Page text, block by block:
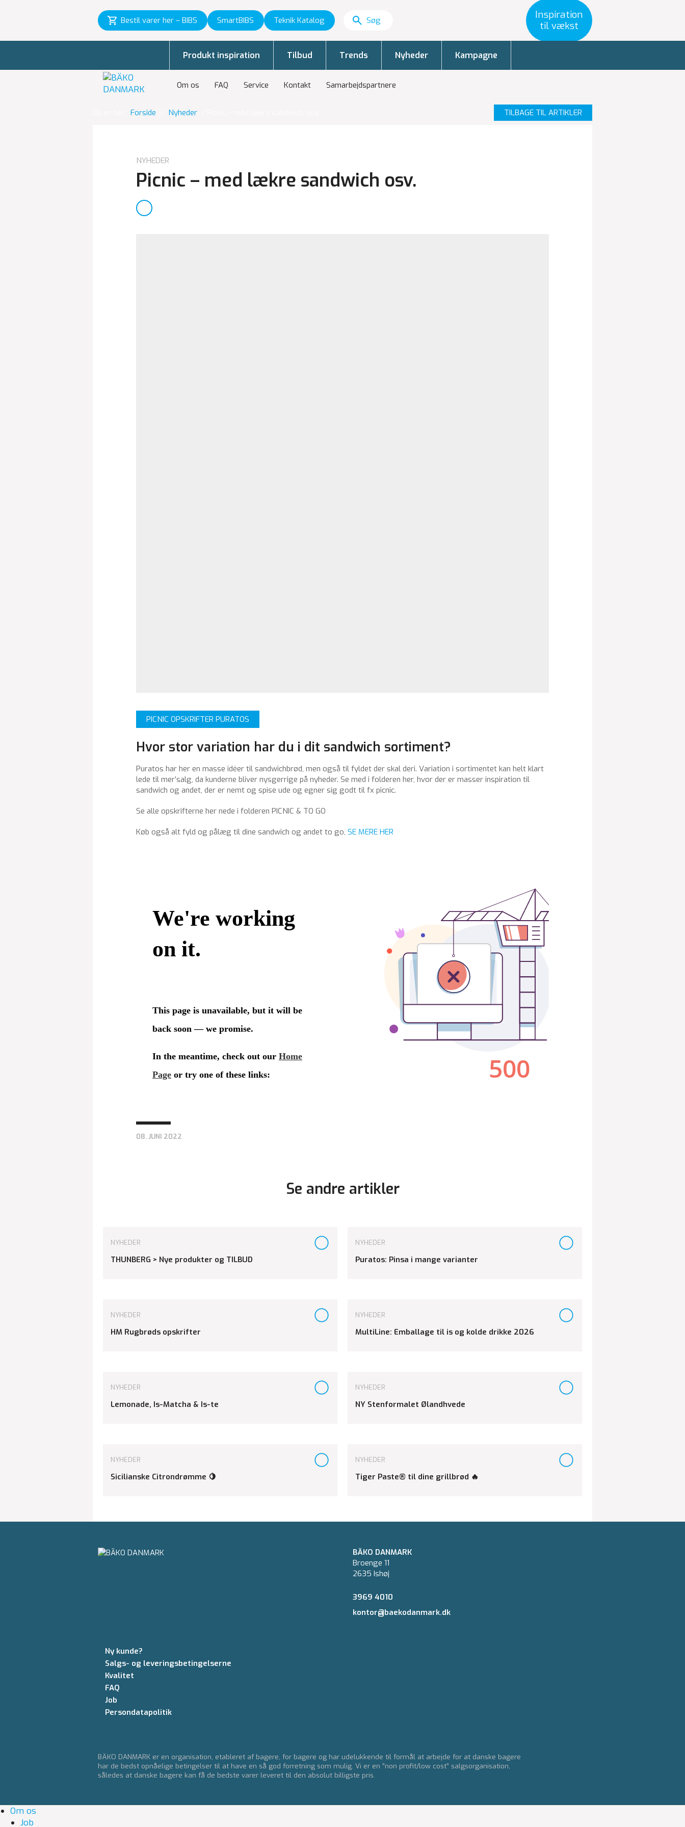
Bestil varer her – BIBS SmartBIBS Teknik Katalog
Inspiration
til vækst
Om os FAQ Service Kontakt Samarbejdspartnere
Produkt inspiration Tilbud Trends Nyheder Kampagne
Forside Nyheder TILBAGE TIL ARTIKLER
NYHEDER
Picnic – med lækre sandwich osv.
PICNIC OPSKRIFTER PURATOS
Hvor stor variation har du i dit sandwich sortiment?
Puratos har her en masse idéer til sandwichbrød, men også til fyldet der skal deri. Variation i sortimentet kan helt klart
lede til mer’salg, da kunderne bliver nysgerrige på nyheder. Se med i folderen her, hvor der er masser inspiration til
sandwich og andet, der er nemt og spise ude og egner sig godt til fx picnic.
Se alle opskrifterne her nede i folderen PICNIC & TO GO
Køb også alt fyld og pålæg til dine sandwich og andet to go, SE MERE HER
08. JUNI 2022
Se andre artikler
NYHEDER
THUNBERG > Nye produkter og TILBUD
NYHEDER
Puratos: Pinsa i mange varianter
NYHEDER
HM Rugbrøds opskrifter
NYHEDER
MultiLine: Emballage til is og kolde drikke 2026
NYHEDER
Lemonade, Is-Matcha & Is-te
NYHEDER
NY Stenformalet Ølandhvede
NYHEDER
Sicilianske Citrondrømme 🍋
NYHEDER
Tiger Paste® til dine grillbrød 🔥
BÄKO DANMARK
Broenge 11
2635 Ishøj
3969 4010
kontor@baekodanmark.dk
Ny kunde?
Salgs- og leveringsbetingelserne
Kvalitet
FAQ
Job
Persondatapolitik
BÄKO DANMARK er en organisation, etableret af bagere, for bagere og har udelukkende til formål at arbejde for at danske bagere
har de bedst opnåelige betingelser til at have en så god forretning som mulig. Vi er en ”non profit/low cost” salgsorganisation,
således at danske bagere kan få de bedste varer leveret til den absolut billigste pris.
Om os
Job